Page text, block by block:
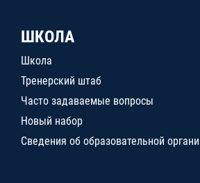
ШКОЛА
Школа
Тренерский штаб
Часто задаваемые вопросы
Новый набор
Сведения об образовательной